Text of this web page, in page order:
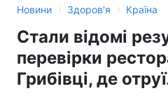
Новини › Здоров'я › Країна
Стали відомі
перевірки
Грибівці, де